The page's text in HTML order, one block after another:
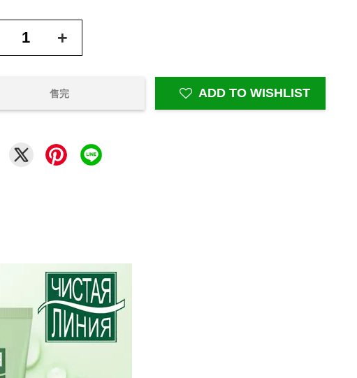
+
售完 ADD TO WISHLIST